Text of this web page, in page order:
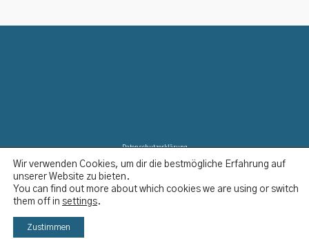
Datenschutzerklärung
Disclaimer
Wir verwenden Cookies, um dir die bestmögliche Erfahrung auf
unserer Website zu bieten.
You can find out more about which cookies we are using or switch
them off in settings.
Zustimmen